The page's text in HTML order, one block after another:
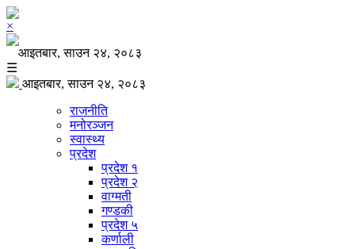
×
आइतबार, साउन २४, २०८३
☰
आइतबार, साउन २४, २०८३
राजनीति
मनोरञ्जन
स्वास्थ्य
प्रदेश
प्रदेश १
प्रदेश २
वाग्मती
गण्डकी
प्रदेश ५
कर्णाली